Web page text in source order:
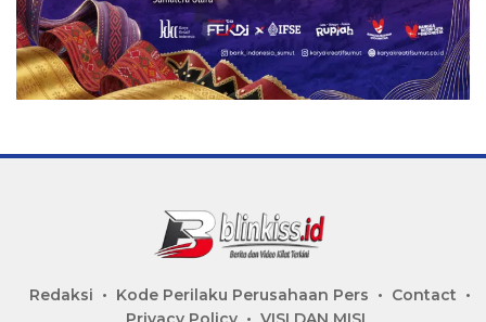
Redaksi Kode Perilaku Perusahaan Pers
Contact